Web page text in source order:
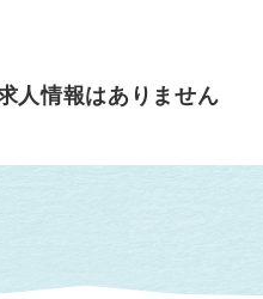
人情報はありません